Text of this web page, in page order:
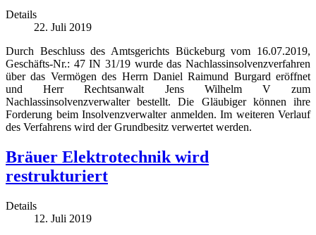
Details
22. Juli 2019
Durch Beschluss des Amtsgerichts Bückeburg vom 16.07.2019,
Geschäfts-Nr.: 47 IN 31/19 wurde das Nachlassinsolvenzverfahren
über das Vermögen des Herrn Daniel Raimund Burgard eröffnet
und Herr Rechtsanwalt Jens Wilhelm V zum
Nachlassinsolvenzverwalter bestellt. Die Gläubiger können ihre
Forderung beim Insolvenzverwalter anmelden. Im weiteren Verlauf
des Verfahrens wird der Grundbesitz verwertet werden.
Bräuer Elektrotechnik wird
restrukturiert
Details
12. Juli 2019